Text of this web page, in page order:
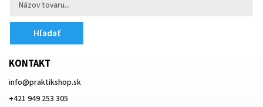
Hľadať
KONTAKT
info@praktikshop.sk
+421 949 253 305